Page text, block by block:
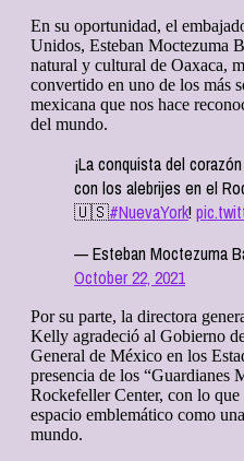
En su oportunidad, el
Unidos, Esteban Moctezuma
natural y cultural de Oaxaca,
convertido en uno de los más
mexicana que nos hace
del mundo.
¡La conquista del
con los alebrijes en el
🇺🇸#NuevaYork!
— Esteban Moctezuma
October 22, 2021
Por su parte, la directora
Kelly agradeció al Gobierno
General de México en los
presencia de los “Guardianes
Rockefeller Center, con lo que
espacio emblemático como
mundo.